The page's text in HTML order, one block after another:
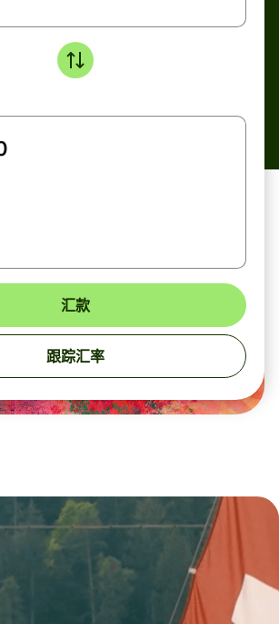
汇款
跟踪汇率